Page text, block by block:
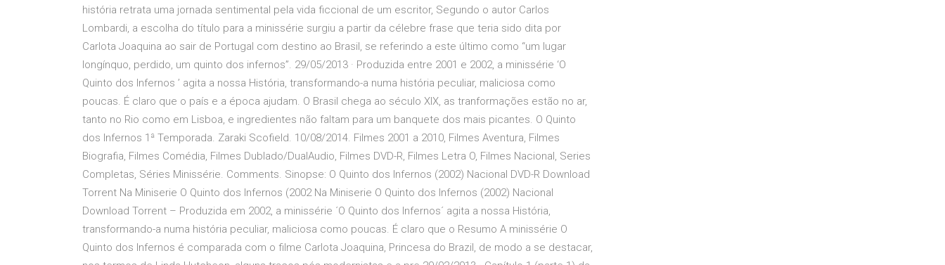
história retrata uma jornada sentimental pela vida ficcional de um escritor, Segundo o autor Carlos
Lombardi, a escolha do título para a minissérie surgiu a partir da célebre frase que teria sido dita por
Carlota Joaquina ao sair de Portugal com destino ao Brasil, se referindo a este último como “um lugar
longínquo, perdido, um quinto dos infernos”. 29/05/2013 · Produzida entre 2001 e 2002, a minissérie ‘O
Quinto dos Infernos ’ agita a nossa História, transformando-a numa história peculiar, maliciosa como
poucas. É claro que o país e a época ajudam. O Brasil chega ao século XIX, as tranformações estão no ar,
tanto no Rio como em Lisboa, e ingredientes não faltam para um banquete dos mais picantes. O Quinto
dos Infernos 1ª Temporada. Zaraki Scofield. 10/08/2014. Filmes 2001 a 2010, Filmes Aventura, Filmes
Biografia, Filmes Comédia, Filmes Dublado/DualAudio, Filmes DVD-R, Filmes Letra O, Filmes Nacional, Series
Completas, Séries Minissérie. Comments. Sinopse: O Quinto dos Infernos (2002) Nacional DVD-R Download
Torrent Na Miniserie O Quinto dos Infernos (2002 Na Miniserie O Quinto dos Infernos (2002) Nacional
Download Torrent – Produzida em 2002, a minissérie ´O Quinto dos Infernos´ agita a nossa História,
transformando-a numa história peculiar, maliciosa como poucas. É claro que o Resumo A minissérie O
Quinto dos Infernos é comparada com o filme Carlota Joaquina, Princesa do Brazil, de modo a se destacar,